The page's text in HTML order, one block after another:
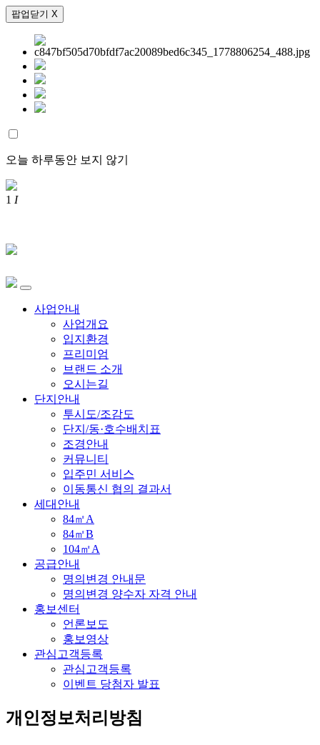
팝업닫기 X
오늘 하루동안 보지 않기
1 I
사업안내
사업개요
입지환경
프리미엄
브랜드 소개
오시는길
단지안내
투시도/조감도
단지/동·호수배치표
조경안내
커뮤니티
입주민 서비스
이동통신 협의 결과서
세대안내
84㎡A
84㎡B
104㎡A
공급안내
명의변경 안내문
명의변경 양수자 자격 안내
홍보센터
언론보도
홍보영상
관심고객등록
관심고객등록
이벤트 당첨자 발표
개인정보처리방침